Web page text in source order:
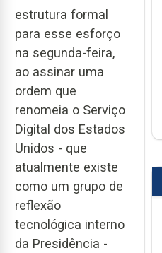
estrutura formal
para esse esforço
na segunda-feira,
ao assinar uma
ordem que
renomeia o Serviço
Digital dos Estados
Unidos - que
atualmente existe
como um grupo de
reflexão
tecnológica interno
da Presidência -